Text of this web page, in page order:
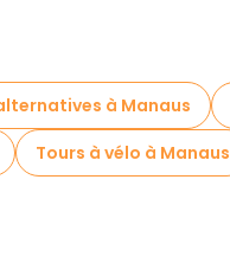
à Manaus
Tours à vélo à Manaus